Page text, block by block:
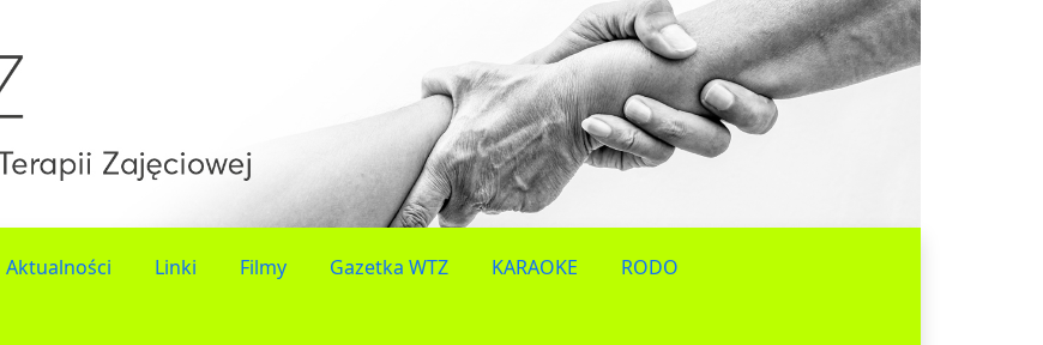
Aktualności Linki Filmy Gazetka WTZ KARAOKE RODO